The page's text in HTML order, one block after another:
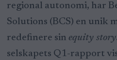
regional autonomi, har
Solutions (BCS) en unik
redefinere sin equity story
selskapets Q1-rapport